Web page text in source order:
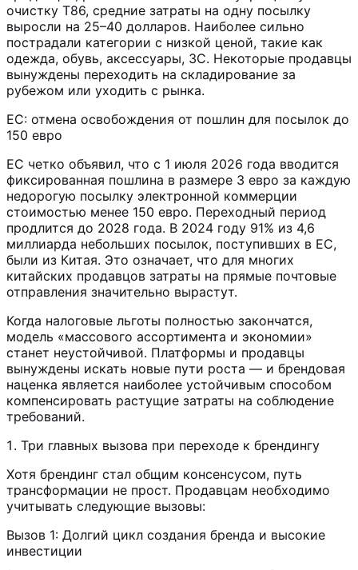
очистку T86, средние затраты на одну посылку
выросли на 25–40 долларов. Наиболее сильно
пострадали категории с низкой ценой, такие как
одежда, обувь, аксессуары, 3C. Некоторые продавцы
вынуждены переходить на складирование за
рубежом или уходить с рынка.
ЕС: отмена освобождения от пошлин для посылок до
150 евро
ЕС четко объявил, что с 1 июля 2026 года вводится
фиксированная пошлина в размере 3 евро за каждую
недорогую посылку электронной коммерции
стоимостью менее 150 евро. Переходный период
продлится до 2028 года. В 2024 году 91% из 4,6
миллиарда небольших посылок, поступивших в ЕС,
были из Китая. Это означает, что для многих
китайских продавцов затраты на прямые почтовые
отправления значительно вырастут.
Когда налоговые льготы полностью закончатся,
модель «массового ассортимента и экономии»
станет неустойчивой. Платформы и продавцы
вынуждены искать новые пути роста — и брендовая
наценка является наиболее устойчивым способом
компенсировать растущие затраты на соблюдение
требований.
Три главных вызова при переходе к брендингу
Хотя брендинг стал общим консенсусом, путь
трансформации не прост. Продавцам необходимо
учитывать следующие вызовы:
Вызов 1: Долгий цикл создания бренда и высокие
инвестиции